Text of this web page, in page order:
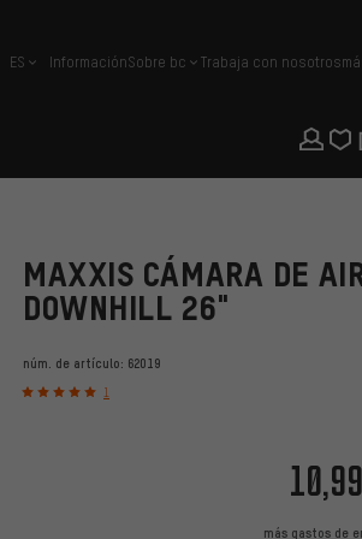
español
ES InformaciónSobre bc Trabaja con nosotros
MAXXIS CÁMARA DE
DOWNHILL 26"
núm. de artículo: 62019
1
más gastos de